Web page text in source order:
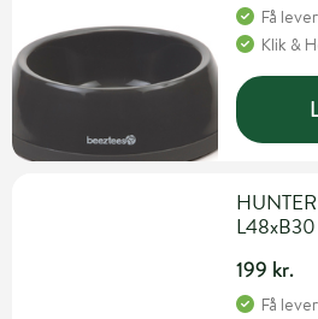
Få
Klik &
L48xB30
199 kr.
Få